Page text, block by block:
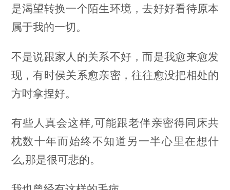
是渴望转换一个陌生环境，去好好看待原本
属于我的一切。
不是说跟家人的关系不好，而是我愈来愈发
现，有时侯关系愈亲密，往往愈没把相处的
方吋拿捏好。
有些人真会这样,可能跟老伴亲密得同床共
枕数十年而始终不知道另一半心里在想什
么,那是很可悲的。